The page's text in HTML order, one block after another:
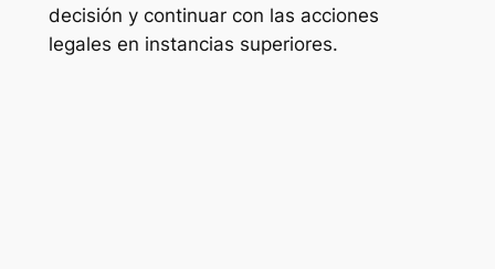
decisión y continuar con las acciones
legales en instancias superiores.